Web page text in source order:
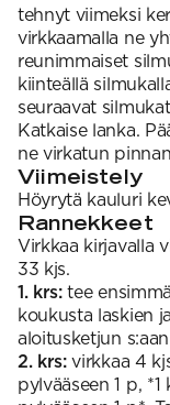
tehnyt viimeksi
virkkaamalla ne
reunimmaiset
kiinteällä
seuraavat
Katkaise lanka.
ne virkatun
Viimeistely
Höyrytä kauluri
Rannekkeet
Virkkaa kirjavalla
33 kjs.
1. krs:tee
koukusta laskien
aloitusketjun
2. krs:virkkaa 4
pylvääseen 1 p,